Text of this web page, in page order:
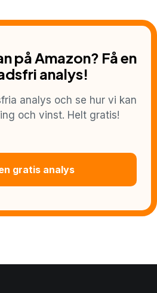
på Amazon? Få en
analys!
analys och se hur vi kan
och vinst. Helt gratis!
gratis analys